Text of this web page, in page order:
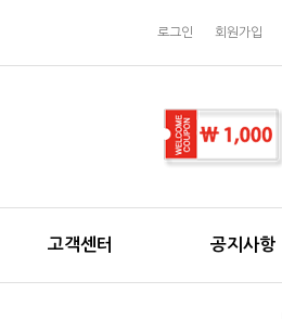
로그인 회원가입
고객센터 공지사항